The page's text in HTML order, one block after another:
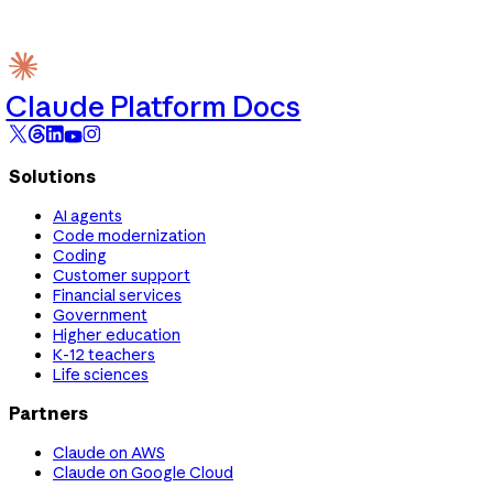
Claude Platform Docs
Solutions
AI agents
Code modernization
Coding
Customer support
Financial services
Government
Higher education
K-12 teachers
Life sciences
Partners
Claude on AWS
Claude on Google Cloud